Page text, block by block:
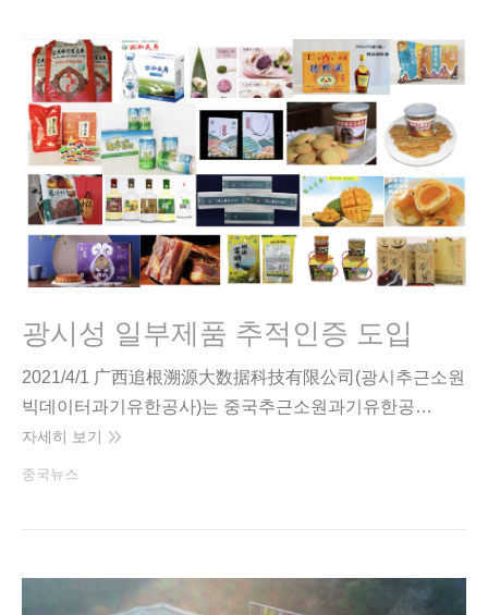
광시성 일부제품 추적인증 도입
2021/4/1 广西追根溯源大数据科技有限公司(광시추근소원
빅데이터과기유한공사)는 중국추근소원과기유한공…
자세히 보기
중국뉴스